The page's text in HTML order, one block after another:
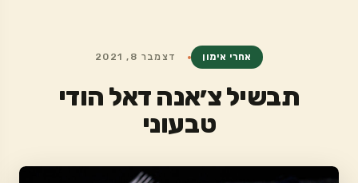
אחרי אימון דצמבר 8, 2021
תבשיל צ׳אנה דאל הודי
טבעוני